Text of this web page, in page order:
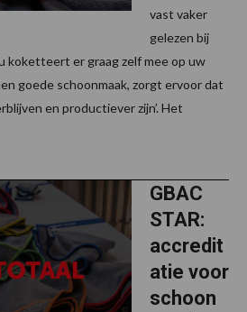
vast vaker
gelezen bij
koketteert er graag zelf mee op uw
goede schoonmaak, zorgt ervoor dat
en productiever zijn’. Het
GBAC
STAR:
accredit
atie voor
schoon